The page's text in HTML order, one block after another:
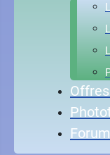
Forum